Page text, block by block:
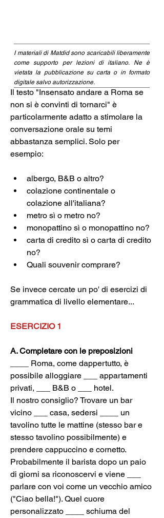
I materiali di Matdid sono scaricabili liberamente
come supporto per lezioni di italiano. Ne è
vietata la pubblicazione su carta o in formato
digitale salvo autorizzazione.
Il testo "Insensato andare a Roma se
non si è convinti di tornarci" è
particolarmente adatto a stimolare la
conversazione orale su temi
abbastanza semplici. Solo per
esempio:
albergo, B&B o altro?
colazione continentale o
colazione all'italiana?
metro sì o metro no?
monopattino sì o monopattino no?
carta di credito sì o carta di credito
no?
Quali souvenir comprare?
Se invece cercate un po' di esercizi di
grammatica di livello elementare...
ESERCIZIO 1
A. Completare con le preposizioni
____ Roma, come dappertutto, è
possibile alloggiare ___ appartamenti
privati, ___ B&B o ___ hotel.
Il nostro consiglio? Trovare un bar
vicino ___ casa, sedersi ____ un
tavolino tutte le mattine (stesso bar e
stesso tavolino possibilmente) e
prendere cappuccino e cornetto.
Probabilmente il barista dopo un paio
di giorni sa riconoscervi e viene ___
parlare con voi come un vecchio amico
("Ciao bella!"). Quel cuore
personalizzato ____ schiuma del